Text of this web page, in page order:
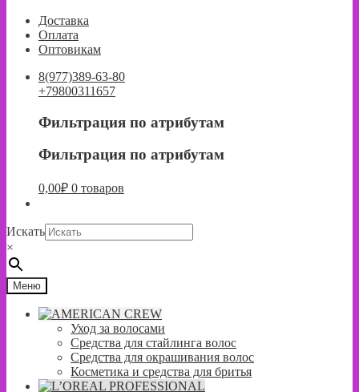
навигации
содержимому
Доставка
Оплата
Оптовикам
8(977)389-63-80
+79800311657
Фильтрация по атрибутам
Фильтрация по атрибутам
0,00₽ 0 товаров
Искать
×
Меню
Уход за волосами
Средства для стайлинга волос
Средства для окрашивания волос
Косметика и средства для бритья